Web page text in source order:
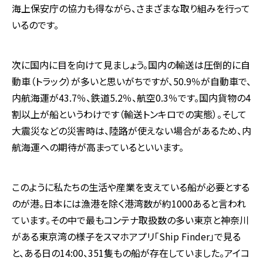
海上保安庁の協力も得ながら、さまざまな取り組みを行って
いるのです。
次に国内に目を向けて見ましょう。国内の輸送は圧倒的に自
動車（トラック）が多いと思いがちですが、50.9％が自動車で、
内航海運が43.7％、鉄道5.2％、航空0.3％です。国内貨物の4
割以上が船というわけです（輸送トンキロでの実態）。そして
大震災などの災害時は、陸路が使えない場合があるため、内
航海運への期待が高まっているといいます。
このように私たちの生活や産業を支えている船が必要とする
のが港。日本には漁港を除く港湾数が約1000あると言われ
ています。その中で最もコンテナ取扱数の多い東京と神奈川
がある東京湾の様子をスマホアプリ「Ship Finder」で見る
と、ある日の14:00、351隻もの船が存在していました。アイコ